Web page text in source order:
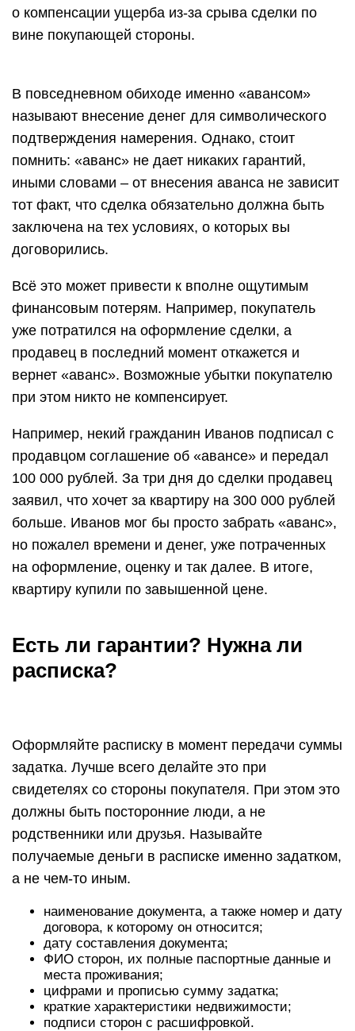
о компенсации ущерба из-за срыва сделки по
вине покупающей стороны.
В повседневном обиходе именно «авансом»
называют внесение денег для символического
подтверждения намерения. Однако, стоит
помнить: «аванс» не дает никаких гарантий,
иными словами – от внесения аванса не зависит
тот факт, что сделка обязательно должна быть
заключена на тех условиях, о которых вы
договорились.
Всё это может привести к вполне ощутимым
финансовым потерям. Например, покупатель
уже потратился на оформление сделки, а
продавец в последний момент откажется и
вернет «аванс». Возможные убытки покупателю
при этом никто не компенсирует.
Например, некий гражданин Иванов подписал с
продавцом соглашение об «авансе» и передал
100 000 рублей. За три дня до сделки продавец
заявил, что хочет за квартиру на 300 000 рублей
больше. Иванов мог бы просто забрать «аванс»,
но пожалел времени и денег, уже потраченных
на оформление, оценку и так далее. В итоге,
квартиру купили по завышенной цене.
Есть ли гарантии? Нужна ли
расписка?
Оформляйте расписку в момент передачи суммы
задатка. Лучше всего делайте это при
свидетелях со стороны покупателя. При этом это
должны быть посторонние люди, а не
родственники или друзья. Называйте
получаемые деньги в расписке именно задатком,
а не чем-то иным.
наименование документа, а также номер и дату
договора, к которому он относится;
дату составления документа;
ФИО сторон, их полные паспортные данные и
места проживания;
цифрами и прописью сумму задатка;
краткие характеристики недвижимости;
подписи сторон с расшифровкой.